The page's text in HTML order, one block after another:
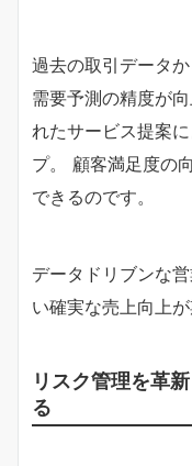
過去の取引データ
需要予測の精度が
れたサービス提案
プ。 顧客満足度の
できるのです。
データドリブンな
い確実な売上向上が
リスク管理を革
る